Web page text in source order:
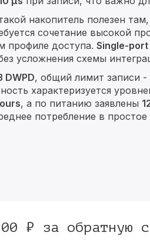
накопитель полезен
сочетание высокой
профиле доступа. Single-port
усложнения схемы
DWPD, общий лимит записи -
характеризуется
, а по питанию заявлены
потребление в простое
₽ за обратную